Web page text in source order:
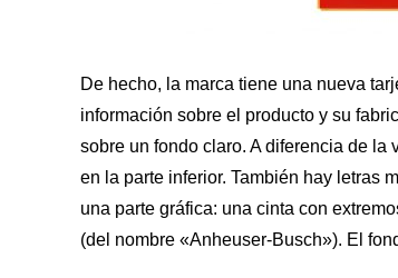
De hecho, la marca tiene una nueva
información sobre el producto y su
sobre un fondo claro. A diferencia de
en la parte inferior. También hay letras
una parte gráfica: una cinta con
(del nombre «Anheuser-Busch»). El